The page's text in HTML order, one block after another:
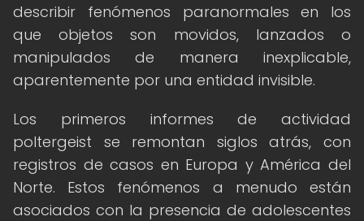
describir fenómenos paranormales en los
que objetos son movidos, lanzados o
manipulados de manera inexplicable,
aparentemente por una entidad invisible.
Los primeros informes de actividad
poltergeist se remontan siglos atrás, con
registros de casos en Europa y América del
Norte. Estos fenómenos a menudo están
asociados con la presencia de adolescentes